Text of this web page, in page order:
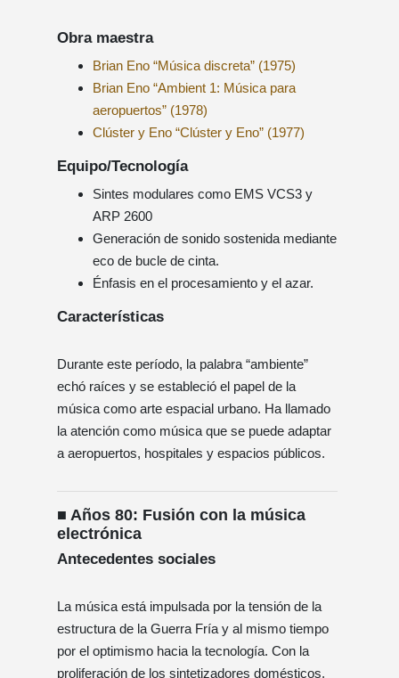
Obra maestra
Brian Eno “Música discreta” (1975)
Brian Eno “Ambient 1: Música para
aeropuertos” (1978)
Clúster y Eno “Clúster y Eno” (1977)
Equipo/Tecnología
Sintes modulares como EMS VCS3 y
ARP 2600
Generación de sonido sostenida mediante
eco de bucle de cinta.
Énfasis en el procesamiento y el azar.
Características
Durante este período, la palabra “ambiente”
echó raíces y se estableció el papel de la
música como arte espacial urbano. Ha llamado
la atención como música que se puede adaptar
a aeropuertos, hospitales y espacios públicos.
■ Años 80: Fusión con la música
electrónica
Antecedentes sociales
La música está impulsada por la tensión de la
estructura de la Guerra Fría y al mismo tiempo
por el optimismo hacia la tecnología. Con la
proliferación de los sintetizadores domésticos,